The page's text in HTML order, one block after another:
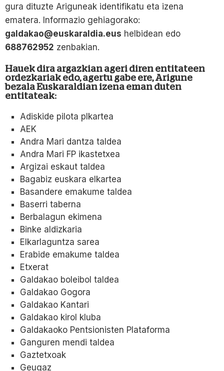
gura dituzte Ariguneak identifikatu eta izena
ematera. Informazio gehiagorako:
galdakao@euskaraldia.eus helbidean edo
688762952 zenbakian.
Hauek dira argazkian ageri diren entitateen
ordezkariak edo, agertu gabe ere, Arigune
bezala Euskaraldian izena eman duten
entitateak:
Adiskide pilota plkartea
AEK
Andra Mari dantza taldea
Andra Mari FP ikastetxea
Argizai eskaut taldea
Bagabiz euskara elkartea
Basandere emakume taldea
Baserri taberna
Berbalagun ekimena
Binke aldizkaria
Elkarlaguntza sarea
Erabide emakume taldea
Etxerat
Galdakao boleibol taldea
Galdakao Gogora
Galdakao Kantari
Galdakao kirol kluba
Galdakaoko Pentsionisten Plataforma
Ganguren mendi taldea
Gaztetxoak
Geugaz